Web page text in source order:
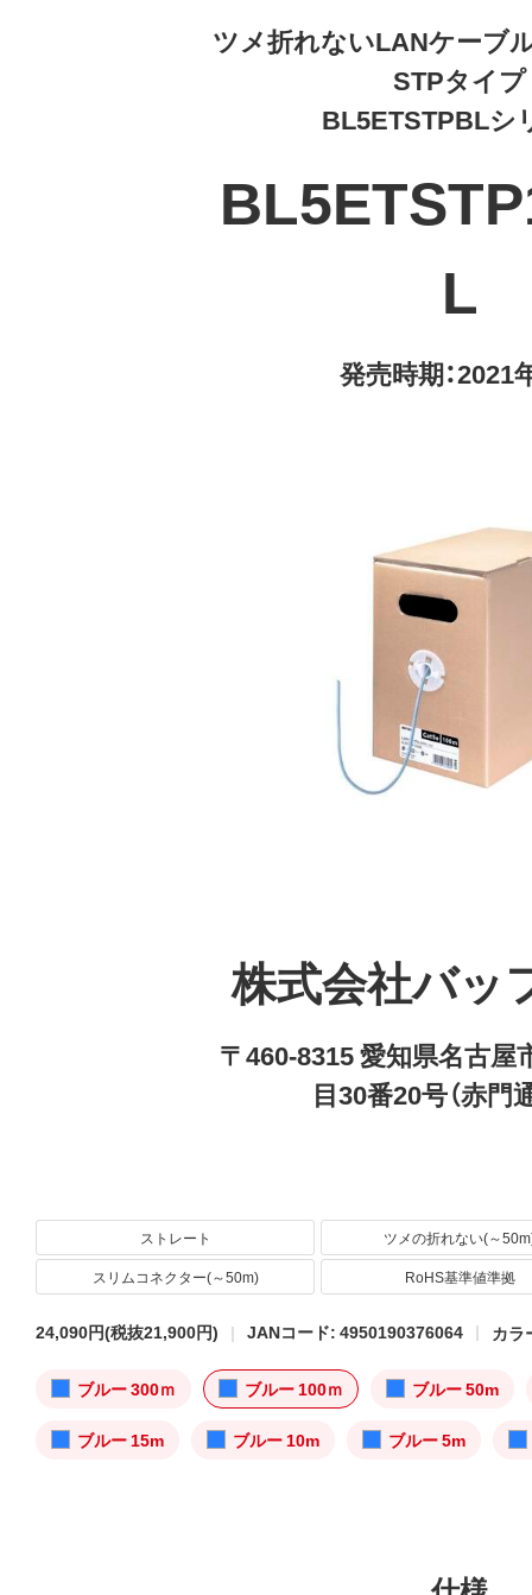
ツメ折れないLANケーブ
STPタイプ
BL5ETSTPBLシ
L
発売時期：2021
株式会社バッ
〒460-8315 愛知県名古屋
目30番20号（赤門
ストレート
ツメの折れない(～
スリムコネクター(～50m)
RoHS基準値準拠
24,090円(税抜21,900円) JANコード: 4950190376064 カラ
ブルー 300ｍ ブルー 100ｍ ブルー 50m
ブルー 15m ブルー 10m ブルー 5m